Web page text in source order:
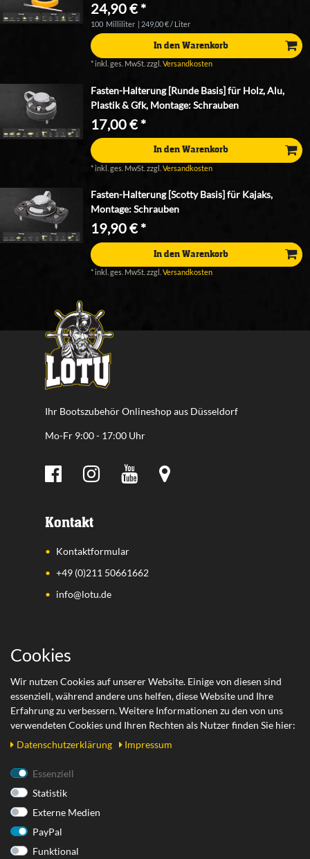
24,90 € *
100 Milliliter | 249,00 € / Liter
In den Warenkorb
* inkl. ges. MwSt. zzgl.Versandkosten
Fasten-Halterung [Runde Basis] für Holz, Alu,
Plastik & Gfk, Montage: Schrauben
17,00 € *
In den Warenkorb
*inkl. ges. MwSt. zzgl.Versandkosten
Fasten-Halterung [Scotty Basis] für Kajaks,
Montage: Schrauben
19,90 € *
In den Warenkorb
*inkl. ges. MwSt. zzgl.Versandkosten
Ihr Bootszubehör Onlineshop aus Düsseldorf
Mo-Fr 9:00 - 17:00 Uhr
Kontakt
Kontaktformular
+49 (0)211 50661662
info@lotu.de
Wichtige Links
Versand
Retoure
Rechtliches
AGB
Cookies
Wir nutzen Cookies auf unserer Website. Einige von diesen sind
essenziell, während andere uns helfen, diese Website und Ihre
Erfahrung zu verbessern. Weitere Informationen zu den von uns
verwendeten Cookies und Ihren Rechten als Nutzer finden Sie hier:
Daten­schutz­erklärung
Impressum
Essenziell
Statistik
Externe Medien
PayPal
Funktional